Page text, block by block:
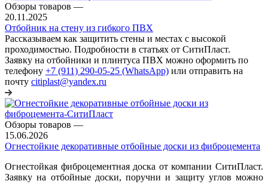
Обзоры товаров —
20.11.2025
Отбойник на стену из гибкого ПВХ
Рассказываем как защитить стены и местах с высокой
проходимостью. Подробности в статьях от СитиПласт.
Заявку на отбойники и плинтуса ПВХ можно оформить по
телефону +7 (911) 290-05-25 (WhatsApp) или отправить на
почту citiplast@yandex.ru
Обзоры товаров —
15.06.2026
Огнестойкие декоративные отбойные доски из фиброцемента
Огнестойкая фиброцементная доска от компании СитиПласт.
Заявку на отбойные доски, поручни и защиту углов можно